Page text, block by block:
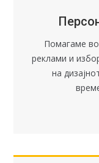
Помагаме
реклами и
на